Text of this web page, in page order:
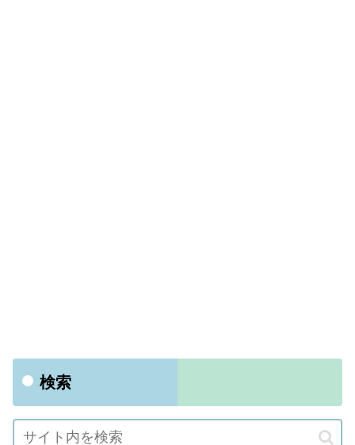
検索